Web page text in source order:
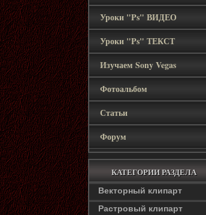
Уроки "Ps" ВИДЕО
Уроки "Ps" ТЕКСТ
Изучаем Sony Vegas
Фотоальбом
Статьи
Форум
КАТЕГОРИИ РАЗДЕЛА
Векторный клипарт
Растровый клипарт